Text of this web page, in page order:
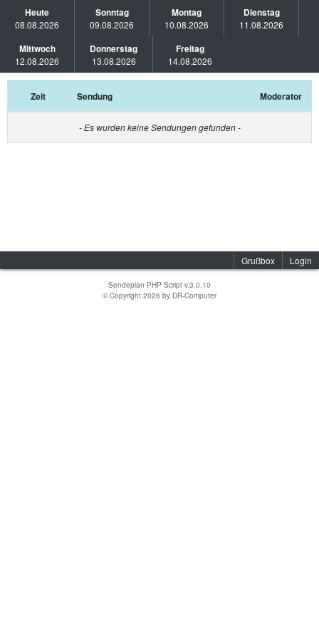
Heute
08.08.2026
Sonntag
09.08.2026
Montag
10.08.2026
Dienstag
11.08.2026
Mittwoch
12.08.2026
Donnerstag
13.08.2026
Freitag
14.08.2026
Zeit Sendung Moderator
- Es wurden keine Sendungen gefunden -
Grußbox Login
Sendeplan PHP Script v.3.0.10
© Copyright 2026 by DR-Computer